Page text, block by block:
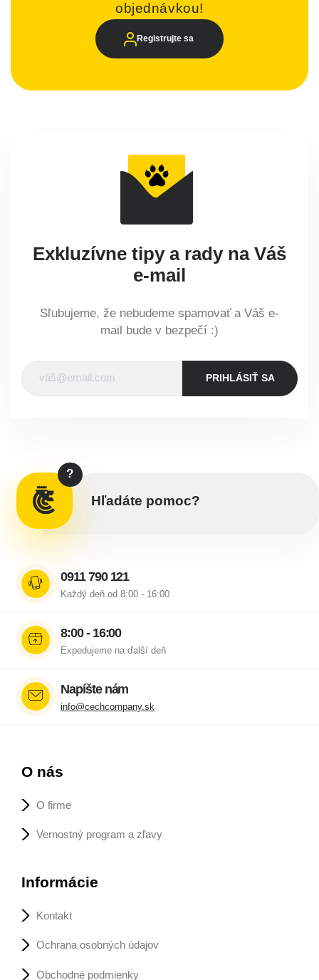
?
Hľadáte pomoc?
0911 790 121
Každý deň od 8:00 - 16:00
8:00 - 16:00
Expedujeme na ďalší deň
Napíšte nám
info@cechcompany.sk
objednávkou!
Registrujte sa
Exkluzívne tipy a rady na Váš
e-mail
Sľubujeme, že nebudeme spamovať a Váš e-
mail bude v bezpečí :)
PRIHLÁSIŤ SA
O nás
O firme
Vernostný program a zľavy
Informácie
Kontakt
Ochrana osobných údajov
Obchodné podmienky